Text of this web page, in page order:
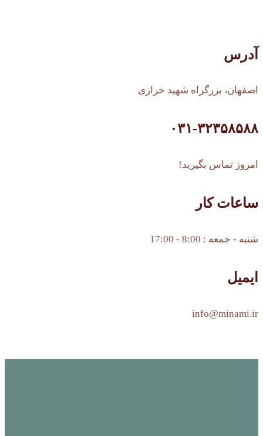
آدرس
اصفهان، بزرگراه شهید خرازی
۰۳۱-۳۲۳۵۸۵۸۸
امروز تماس بگیرید!
ساعات کار
شنبه - جمعه : 8:00 - 17:00
ایمیل
info@minami.ir